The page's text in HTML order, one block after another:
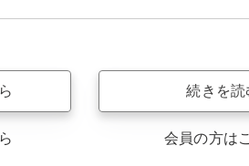
続きを読
会員の方は